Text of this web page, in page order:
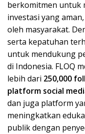
berkomitmen untuk
investasi yang
oleh masyarakat.
serta kepatuhan
untuk mendukung
di Indonesia. FLOQ
lebih dari 250,000
platform social
dan juga platform
meningkatkan
publik dengan